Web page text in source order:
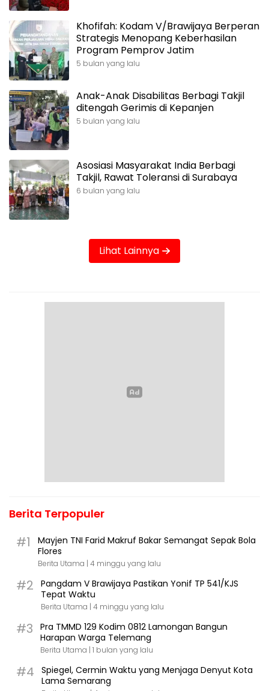
Khofifah: Kodam V/Brawijaya Berperan
Strategis Menopang Keberhasilan
Program Pemprov Jatim
5 bulan yang lalu
Anak-Anak Disabilitas Berbagi Takjil
ditengah Gerimis di Kepanjen
5 bulan yang lalu
Asosiasi Masyarakat India Berbagi
Takjil, Rawat Toleransi di Surabaya
6 bulan yang lalu
Lihat Lainnya
Berita Terpopuler
#1
Mayjen TNI Farid Makruf Bakar Semangat Sepak Bola
Flores
Berita Utama | 4 minggu yang lalu
#2
Pangdam V Brawijaya Pastikan Yonif TP 541/KJS
Tepat Waktu
Berita Utama | 4 minggu yang lalu
#3
Pra TMMD 129 Kodim 0812 Lamongan Bangun
Harapan Warga Telemang
Berita Utama | 1 bulan yang lalu
#4
Spiegel, Cermin Waktu yang Menjaga Denyut Kota
Lama Semarang